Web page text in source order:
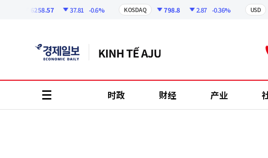
6258.57 37.81 -0.6% KOSDAQ 798.8 2.87 -0.36% USD
时政 财经 产业